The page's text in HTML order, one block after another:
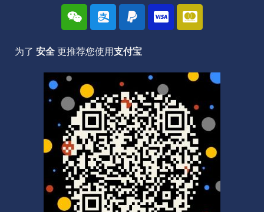
W
e
i
x
n
A
l
i
p
a
y
P
a
y
p
l
C
c
-
s
a
C
c
-
s
t
e
r
c
a
r
d
为了 安全 更推荐您使用支付宝